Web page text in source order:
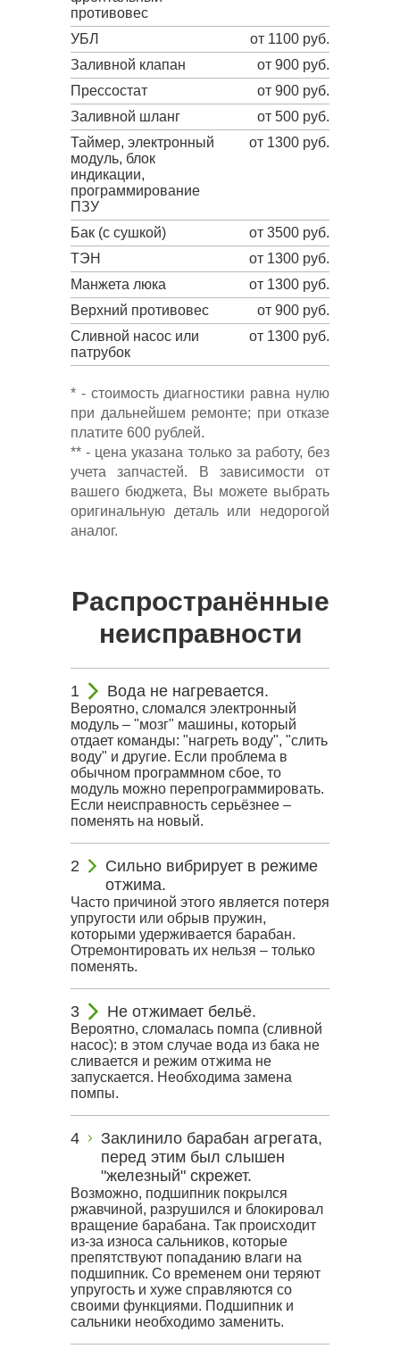
противовес
УБЛ
от 1100 руб.
Заливной клапан
от 900 руб.
Прессостат
от 900 руб.
Заливной шланг
от 500 руб.
Таймер, электронный
модуль, блок
индикации,
программирование
ПЗУ
от 1300 руб.
Бак (с сушкой)
от 3500 руб.
ТЭН
от 1300 руб.
Манжета люка
от 1300 руб.
Верхний противовес
от 900 руб.
Сливной насос или
патрубок
от 1300 руб.
* - стоимость диагностики равна нулю
при дальнейшем ремонте; при отказе
платите 600 рублей.
** - цена указана только за работу, без
учета запчастей. В зависимости от
вашего бюджета, Вы можете выбрать
оригинальную деталь или недорогой
аналог.
Распространённые
неисправности
Вода не нагревается.
Вероятно, сломался электронный
модуль – "мозг" машины, который
отдает команды: "нагреть воду", "слить
воду" и другие. Если проблема в
обычном программном сбое, то
модуль можно перепрограммировать.
Если неисправность серьёзнее –
поменять на новый.
Сильно вибрирует в режиме
отжима.
Часто причиной этого является потеря
упругости или обрыв пружин,
которыми удерживается барабан.
Отремонтировать их нельзя – только
поменять.
Не отжимает бельё.
Вероятно, сломалась помпа (сливной
насос): в этом случае вода из бака не
сливается и режим отжима не
запускается. Необходима замена
помпы.
Заклинило барабан агрегата,
перед этим был слышен
"железный" скрежет.
Возможно, подшипник покрылся
ржавчиной, разрушился и блокировал
вращение барабана. Так происходит
из-за износа сальников, которые
препятствуют попаданию влаги на
подшипник. Со временем они теряют
упругость и хуже справляются со
своими функциями. Подшипник и
сальники необходимо заменить.